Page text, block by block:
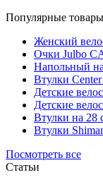
Популярные товары
Женский
Очки Julbo
Напольный
Втулки
Детские
Детские
Втулки на 28
Втулки
Посмотреть все
Статьи